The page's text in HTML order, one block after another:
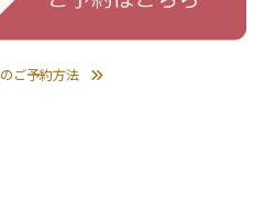
ご予約方法